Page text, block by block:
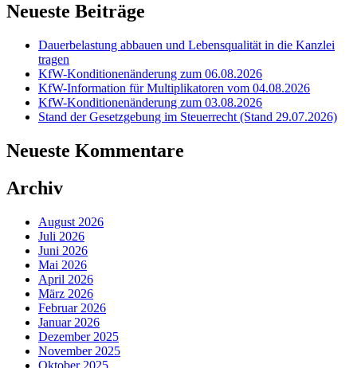
Neueste Beiträge
Dauerbelastung abbauen und Lebensqualität in die Kanzlei
tragen
KfW-Konditionenänderung zum 06.08.2026
KfW-Information für Multiplikatoren vom 04.08.2026
KfW-Konditionenänderung zum 03.08.2026
Stand der Gesetzgebung im Steuerrecht (Stand 29.07.2026)
Neueste Kommentare
Archiv
August 2026
Juli 2026
Juni 2026
Mai 2026
April 2026
März 2026
Februar 2026
Januar 2026
Dezember 2025
November 2025
Oktober 2025